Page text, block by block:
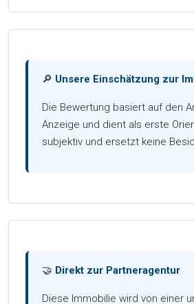
🔎 Unsere Einschätzung zur
Die Bewertung basiert auf den
Anzeige und dient als erste
subjektiv und ersetzt keine
🤝 Direkt zur Partneragentur
Diese Immobilie wird von einer